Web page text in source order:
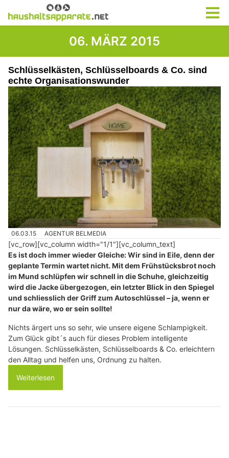
06. MÄRZ 2015
Schlüsselkästen, Schlüsselboards & Co. sind
echte Organisationswunder
06.03.15 AGENTUR BELMEDIA
[vc_row][vc_column width="1/1"][vc_column_text]
Es ist doch immer wieder Gleiche: Wir sind in Eile, denn der
geplante Termin wartet nicht. Mit dem Frühstücksbrot noch
im Mund schlüpfen wir schnell in die Schuhe, gleichzeitig
wird die Jacke übergezogen, ein letzter Blick in den Spiegel
und schliesslich der Griff zum Autoschlüssel – ja, wenn er
nur da wäre, wo er sein sollte!
Nichts ärgert uns so sehr, wie unsere eigene Schlampigkeit.
Zum Glück gibt´s auch für dieses Problem intelligente
Lösungen. Schlüsselkästen, Schlüsselboards & Co. erleichtern
den Alltag und helfen uns, Ordnung zu halten.
Weiterlesen